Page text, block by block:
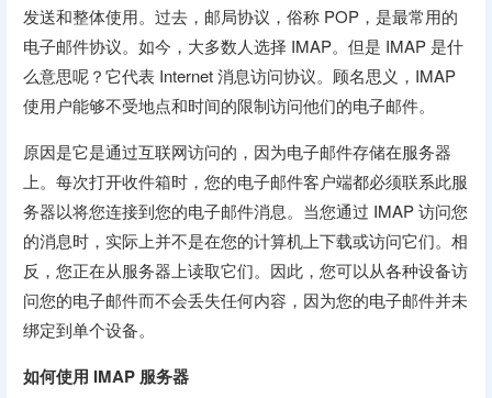
发送和整体使用。过去，邮局协议，俗称 POP，是最常用的
电子邮件协议。如今，大多数人选择 IMAP。但是 IMAP 是什
么意思呢？它代表 Internet 消息访问协议。顾名思义，IMAP
使用户能够不受地点和时间的限制访问他们的电子邮件。
原因是它是通过互联网访问的，因为电子邮件存储在服务器
上。每次打开收件箱时，您的电子邮件客户端都必须联系此服
务器以将您连接到您的电子邮件消息。当您通过 IMAP 访问您
的消息时，实际上并不是在您的计算机上下载或访问它们。相
反，您正在从服务器上读取它们。因此，您可以从各种设备访
问您的电子邮件而不会丢失任何内容，因为您的电子邮件并未
绑定到单个设备。
如何使用 IMAP 服务器